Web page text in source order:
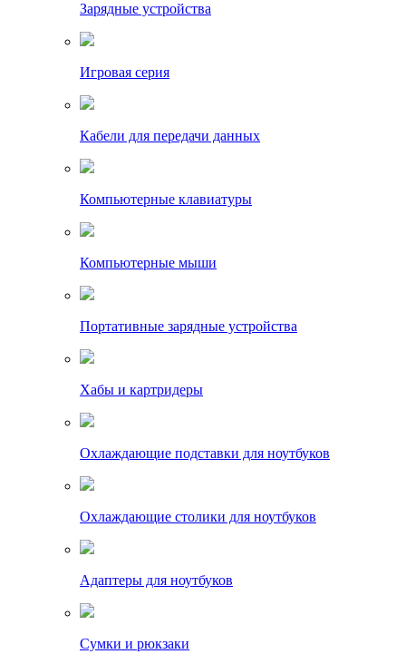
Зарядные устройства
Игровая серия
Кабели для передачи данных
Компьютерные клавиатуры
Компьютерные мыши
Портативные зарядные устройства
Хабы и картридеры
Охлаждающие подставки для ноутбуков
Охлаждающие столики для ноутбуков
Адаптеры для ноутбуков
Сумки и рюкзаки